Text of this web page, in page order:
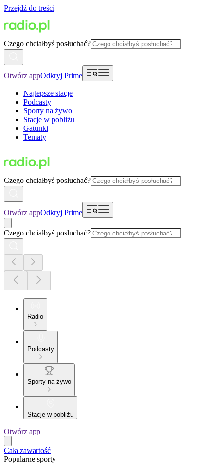
Przejdź do treści
Czego chciałbyś posłuchać?
Otwórz appOdkryj Prime
Najlepsze stacje
Podcasty
Sporty na żywo
Stacje w pobliżu
Gatunki
Tematy
Czego chciałbyś posłuchać?
Otwórz appOdkryj Prime
Czego chciałbyś posłuchać?
Radio
Podcasty
Sporty na żywo
Stacje w pobliżu
Otwórz app
Cała zawartość
Popularne sporty